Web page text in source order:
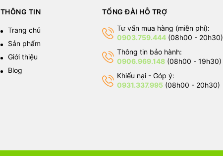
THÔNG TIN
Trang chủ
Sản phẩm
Giới thiệu
Blog
TỔNG ĐÀI HỖ TRỢ
Tư vấn mua hàng (miễn phí):
0903.759.444(08h00 - 20h30)
Thông tin bảo hành:
0906.969.148(08h00 - 19h30)
Khiếu nại - Góp ý:
0931.337.995(08h00 - 20h30)